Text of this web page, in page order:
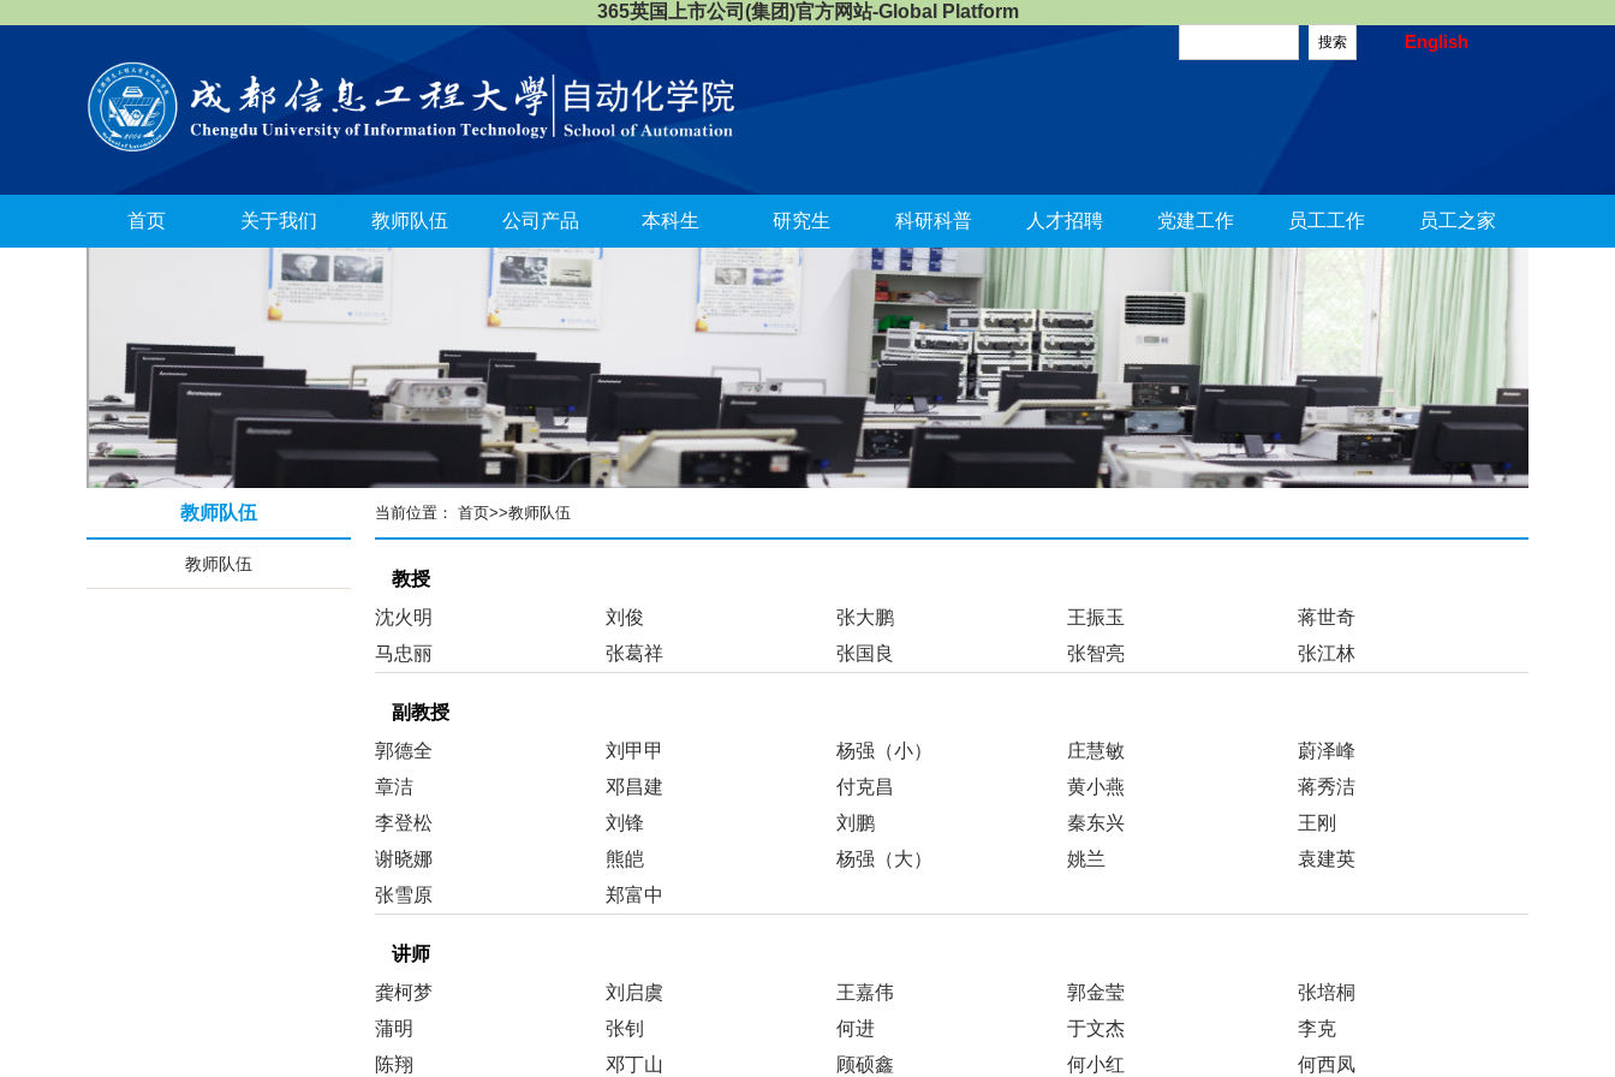
365英国上市公司(集团)官方网站-Global Platform
English
首页 关于我们 教师队伍 公司产品 本科生 研究生 科研科普 人才招聘 党建工作 员工工作 员工之家
教师队伍
教师队伍
当前位置： 首页>>教师队伍
教授
沈火明
刘俊 张大鹏 王振玉
蒋世奇
马忠丽
张葛祥 张国良 张智亮 张江林
副教授
郭德全
刘甲甲 杨强（小） 庄慧敏
蔚泽峰
章洁
邓昌建 付克昌 黄小燕
蒋秀洁
李登松
刘锋 刘鹏 秦东兴
王刚
谢晓娜
熊皑 杨强（大） 姚兰
袁建英
张雪原
郑富中
讲师
龚柯梦
刘启虞 王嘉伟 郭金莹
张培桐
蒲明
张钊 何进 于文杰
李克
陈翔
邓丁山 顾硕鑫 何小红 何西凤